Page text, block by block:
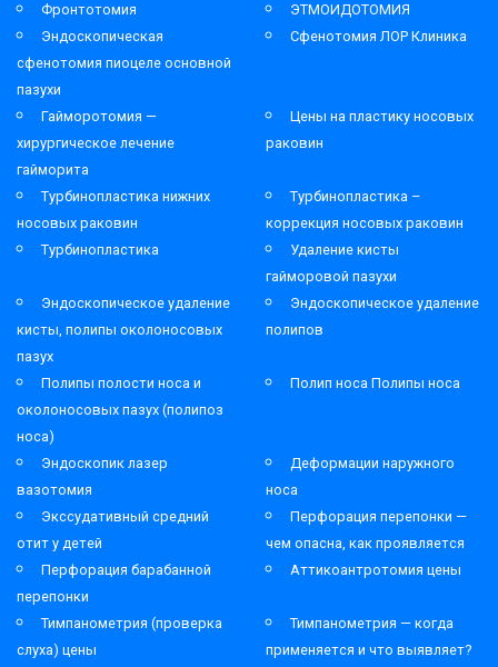
Фронтотомия
ЭТМОИДОТОМИЯ
Эндоскопическая
сфенотомия пиоцеле основной
пазухи
Сфенотомия ЛОР Клиника
Гайморотомия —
хирургическое лечение
гайморита
Цены на пластику носовых
раковин
Турбинопластика нижних
носовых раковин
Турбинопластика –
коррекция носовых раковин
Турбинопластика
Удаление кисты
гайморовой пазухи
Эндоскопическое удаление
кисты, полипы околоносовых
пазух
Эндоскопическое удаление
полипов
Полипы полости носа и
околоносовых пазух (полипоз
носа)
Полип носа Полипы носа
Эндоскопик лазер
вазотомия
Деформации наружного
носа
Экссудативный средний
отит у детей
Перфорация перепонки —
чем опасна, как проявляется
Перфорация барабанной
перепонки
Аттикоантротомия цены
Тимпанометрия (проверка
слуха) цены
Тимпанометрия — когда
применяется и что выявляет?